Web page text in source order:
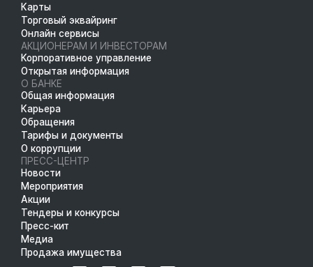
Карты
Торговый эквайринг
Онлайн сервисы
АКЦИОНЕРАМ И ИНВЕСТОРАМ
Корпоративное управление
Открытая информация
О БАНКЕ
Общая информация
Карьера
Обращения
Тарифы и документы
О коррупции
ПРЕСС-ЦЕНТР
Новости
Мероприятия
Акции
Тендеры и конкурсы
Пресс-кит
Медиа
Продажа имущества